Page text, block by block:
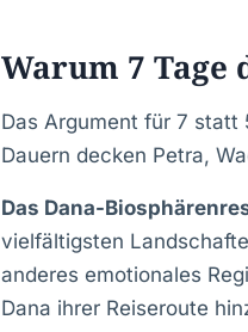
Warum 7 Tage
Das Argument für 7 statt
Dauern decken Petra,
Das Dana-
vielfältigsten
anderes emotionales
Dana ihrer Reiseroute